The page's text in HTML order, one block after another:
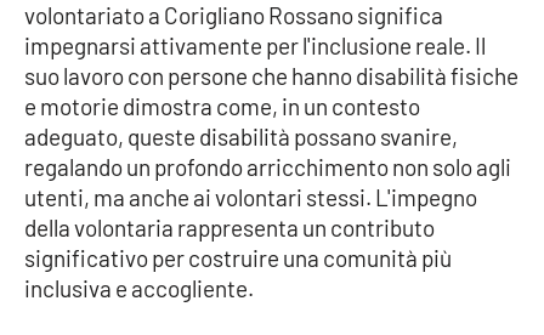
LAC
NETWORK
Lacplay.it
Lactv.it
Laconair.it
volontariato a Corigliano Rossano significa
impegnarsi attivamente per l'inclusione reale. Il
suo lavoro con persone che hanno disabilità fisiche
e motorie dimostra come, in un contesto
adeguato, queste disabilità possano svanire,
regalando un profondo arricchimento non solo agli
utenti, ma anche ai volontari stessi. L'impegno
della volontaria rappresenta un contributo
significativo per costruire una comunità più
inclusiva e accogliente.